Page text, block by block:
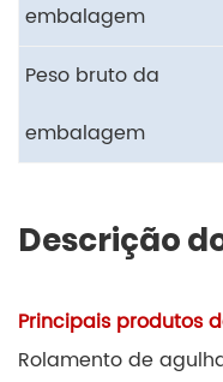
embalagem
Peso bruto da
embalagem
Descrição
Principais produtos
Rolamento de